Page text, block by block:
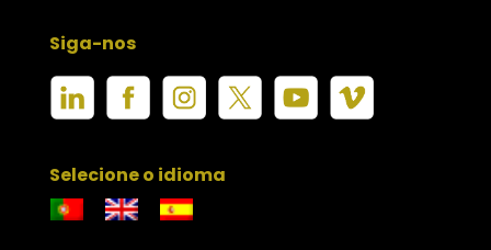
Siga-nos
Selecione o idioma